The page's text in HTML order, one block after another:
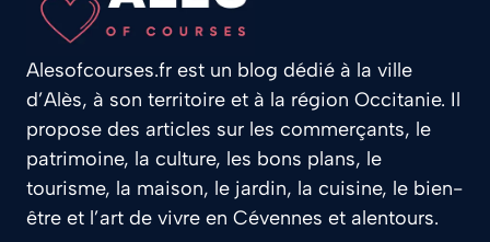
Alesofcourses.fr est un blog dédié à la ville
d’Alès, à son territoire et à la région Occitanie. Il
propose des articles sur les commerçants, le
patrimoine, la culture, les bons plans, le
tourisme, la maison, le jardin, la cuisine, le bien-
être et l’art de vivre en Cévennes et alentours.